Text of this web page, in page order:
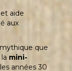
aide
aux
que
mini-
années 30